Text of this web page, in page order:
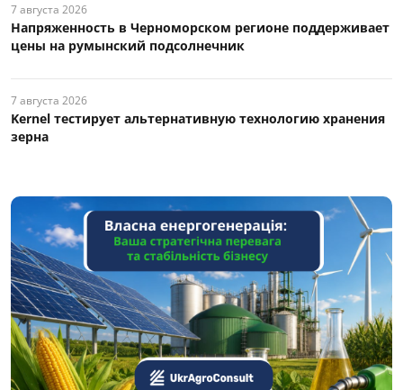
7 августа 2026
Напряженность в Черноморском регионе поддерживает
цены на румынский подсолнечник
7 августа 2026
Kernel тестирует альтернативную технологию хранения
зерна